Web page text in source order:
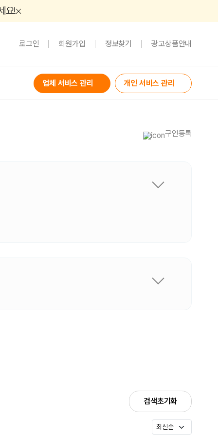
요!
로그인 회원가입 정보찾기 광고상품안내
업체 서비스 관리 개인 서비스 관리
구인등록
검색초기화